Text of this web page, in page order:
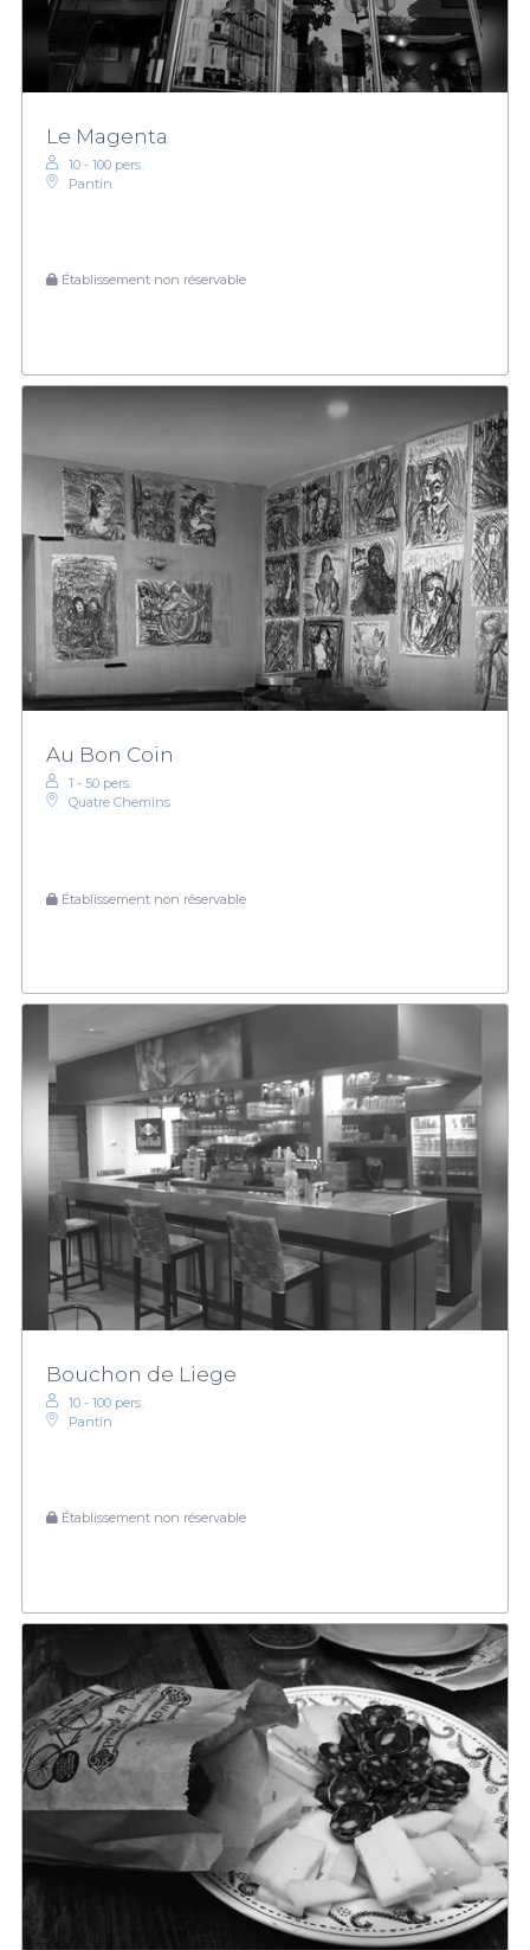
Le Magenta
10 - 100 pers.
Pantin
Établissement non réservable
Au Bon Coin
1 - 50 pers.
Quatre Chemins
Établissement non réservable
Bouchon de Liege
10 - 100 pers.
Pantin
Établissement non réservable